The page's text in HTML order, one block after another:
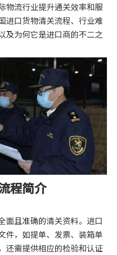
物流行业提升通关效率和服
进口货物清关流程、行业难
及为何它是进口商的不二之
程简介
面且准确的清关资料。进口
件，如提单、发票、装箱单
还需提供相应的检验和认证